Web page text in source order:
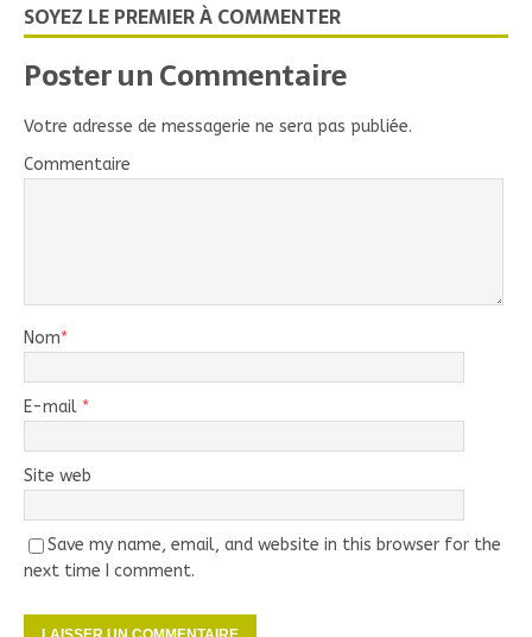
SOYEZ LE PREMIER À COMMENTER
Poster un Commentaire
Votre adresse de messagerie ne sera pas publiée.
Commentaire
Nom*
E-mail *
Site web
Save my name, email, and website in this browser for the
next time I comment.